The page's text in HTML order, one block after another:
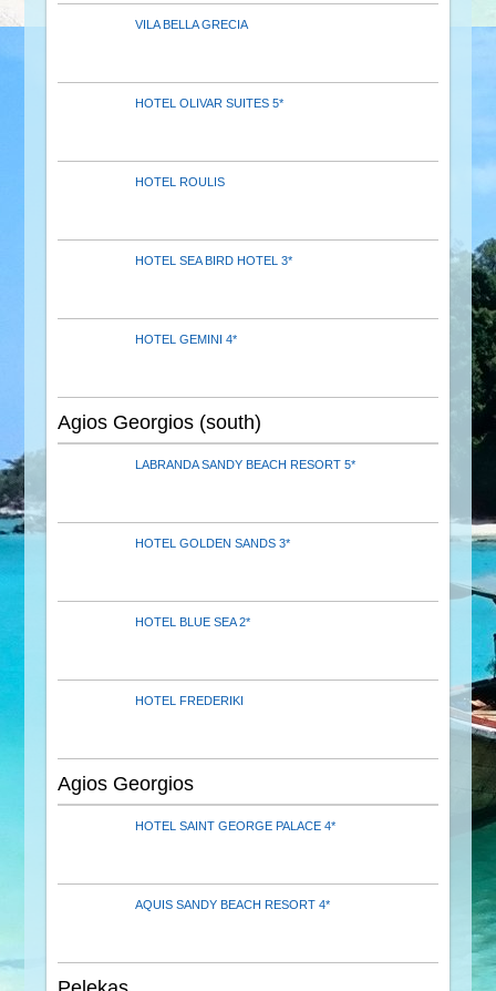
VILA BELLA GRECIA
HOTEL OLIVAR SUITES 5*
HOTEL ROULIS
HOTEL SEA BIRD HOTEL 3*
HOTEL GEMINI 4*
Agios Georgios (south)
LABRANDA SANDY BEACH RESORT 5*
HOTEL GOLDEN SANDS 3*
HOTEL BLUE SEA 2*
HOTEL FREDERIKI
Agios Georgios
HOTEL SAINT GEORGE PALACE 4*
AQUIS SANDY BEACH RESORT 4*